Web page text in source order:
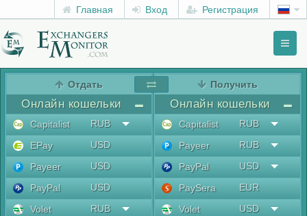
Главная Вход Регистрация
Отдать
Онлайн кошельки
Capitalist
RUB
EPay
USD
Payeer
USD
PayPal
USD
Volet
RUB
Получить
Онлайн кошельки
Capitalist
RUB
Payeer
RUB
PayPal
USD
PaySera
EUR
Volet
USD